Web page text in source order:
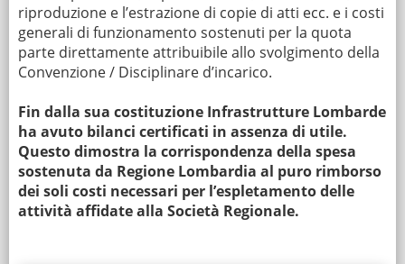
riproduzione e l’estrazione di copie di atti ecc. e i costi
generali di funzionamento sostenuti per la quota
parte direttamente attribuibile allo svolgimento della
Convenzione / Disciplinare d’incarico.
Fin dalla sua costituzione Infrastrutture Lombarde
ha avuto bilanci certificati in assenza di utile.
Questo dimostra la corrispondenza della spesa
sostenuta da Regione Lombardia al puro rimborso
dei soli costi necessari per l’espletamento delle
attività affidate alla Società Regionale.